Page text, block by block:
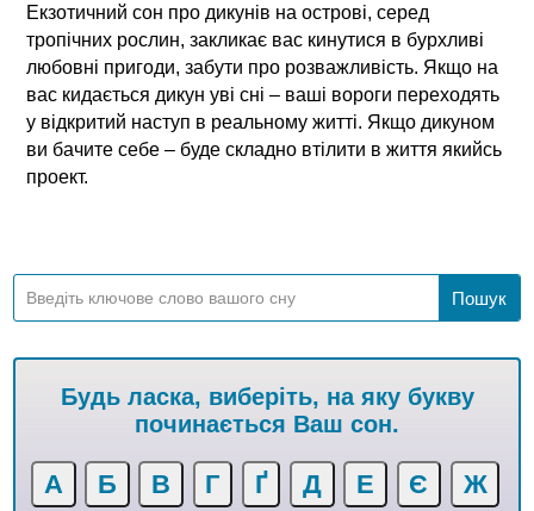
Екзотичний сон про дикунів на острові, серед
тропічних рослин, закликає вас кинутися в бурхливі
любовні пригоди, забути про розважливість. Якщо на
вас кидається дикун уві сні – ваші вороги переходять
у відкритий наступ в реальному житті. Якщо дикуном
ви бачите себе – буде складно втілити в життя якийсь
проект.
Будь ласка, виберіть, на яку букву
починається Ваш сон.
А Б В Г Ґ Д Е Є Ж